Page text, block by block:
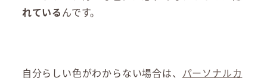
れているんです。
自分らしい色がわからない場合は、 パーソナルカ